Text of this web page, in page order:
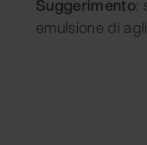
Suggerimento:
emulsione di